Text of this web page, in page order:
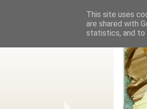
This site uses
are shared with
statistics, and to